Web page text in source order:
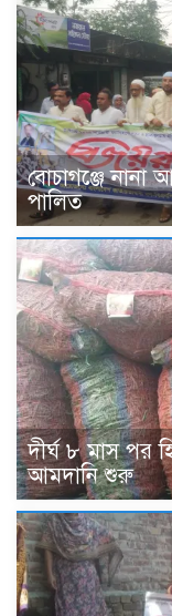
বোচাগঞ্জে
পালিত
দীর্ঘ ৮ মাস পর
আমদানি শুরু